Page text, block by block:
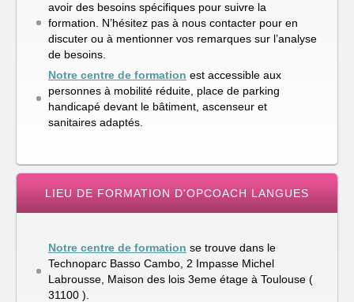
avoir des besoins spécifiques pour suivre la
formation. N’hésitez pas à nous contacter pour en
discuter ou à mentionner vos remarques sur l’analyse
de besoins.
Notre centre de formation est accessible aux
personnes à mobilité réduite, place de parking
handicapé devant le bâtiment, ascenseur et
sanitaires adaptés.
LIEU DE FORMATION D'OPCOACH LANGUES
Notre centre de formation se trouve dans le
Technoparc Basso Cambo, 2 Impasse Michel
Labrousse, Maison des lois 3eme étage à Toulouse (
31100 ).